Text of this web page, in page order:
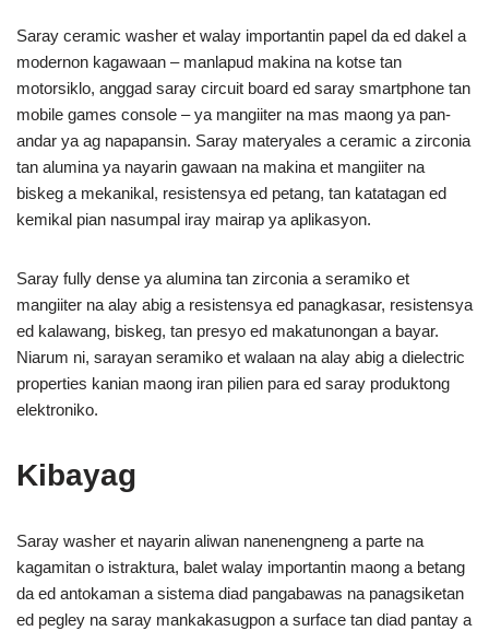
Saray ceramic washer et walay importantin papel da ed dakel a
modernon kagawaan – manlapud makina na kotse tan
motorsiklo, anggad saray circuit board ed saray smartphone tan
mobile games console – ya mangiiter na mas maong ya pan-
andar ya ag napapansin. Saray materyales a ceramic a zirconia
tan alumina ya nayarin gawaan na makina et mangiiter na
biskeg a mekanikal, resistensya ed petang, tan katatagan ed
kemikal pian nasumpal iray mairap ya aplikasyon.
Saray fully dense ya alumina tan zirconia a seramiko et
mangiiter na alay abig a resistensya ed panagkasar, resistensya
ed kalawang, biskeg, tan presyo ed makatunongan a bayar.
Niarum ni, sarayan seramiko et walaan na alay abig a dielectric
properties kanian maong iran pilien para ed saray produktong
elektroniko.
Kibayag
Saray washer et nayarin aliwan nanenengneng a parte na
kagamitan o istraktura, balet walay importantin maong a betang
da ed antokaman a sistema diad pangabawas na panagsiketan
ed pegley na saray mankakasugpon a surface tan diad pantay a